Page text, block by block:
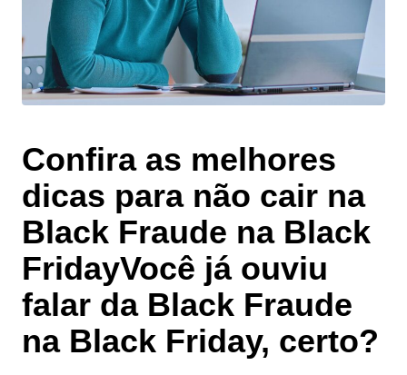
Confira as melhores
dicas para não cair na
Black Fraude na Black
FridayVocê já ouviu
falar da Black Fraude
na Black Friday, certo?